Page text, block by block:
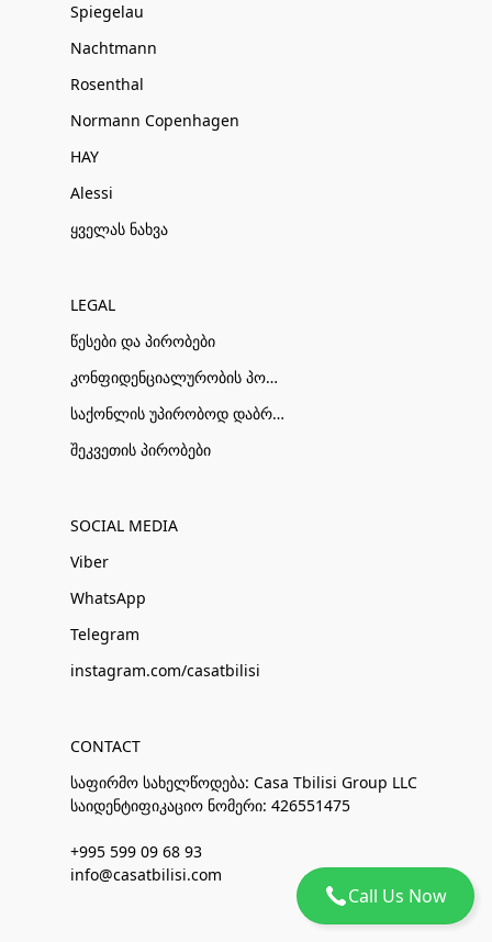
Call Us Now
Spiegelau
Nachtmann
Rosenthal
Normann Copenhagen
HAY
Alessi
ყველას ნახვა
LEGAL
წესები და პირობები
კონფიდენციალურობის პოლიტიკა
საქონლის უპირობოდ დაბრუნების პირობები
შეკვეთის პირობები
SOCIAL MEDIA
Viber
WhatsApp
Telegram
instagram.com/casatbilisi
CONTACT
საფირმო სახელწოდება: Casa Tbilisi Group LLC
საიდენტიფიკაციო ნომერი: 426551475
+995 599 09 68 93
info@casatbilisi.com